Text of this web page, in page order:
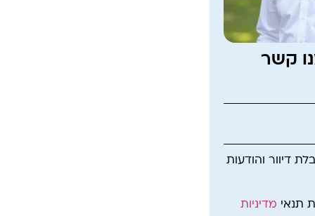
קשר
דיוור והודעות
תנאי מדיניות